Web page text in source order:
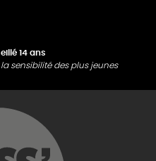
14 ans
sensibilité des plus jeunes